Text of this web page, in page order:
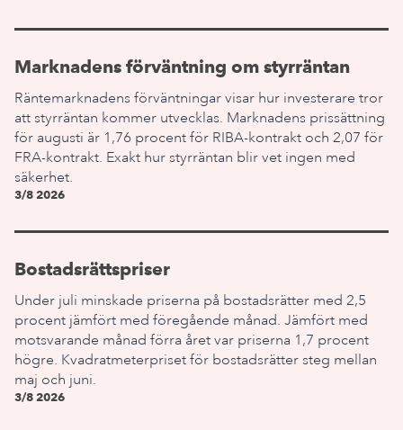
Marknadens förväntning om styrräntan
Räntemarknadens förväntningar visar hur investerare tror
att styrräntan kommer utvecklas. Marknadens prissättning
för augusti är 1,76 procent för RIBA-kontrakt och 2,07 för
FRA-kontrakt. Exakt hur styrräntan blir vet ingen med
säkerhet.
3/8 2026
Bostadsrättspriser
Under juli minskade priserna på bostadsrätter med 2,5
procent jämfört med föregående månad. Jämfört med
motsvarande månad förra året var priserna 1,7 procent
högre. Kvadratmeterpriset för bostadsrätter steg mellan
maj och juni.
3/8 2026